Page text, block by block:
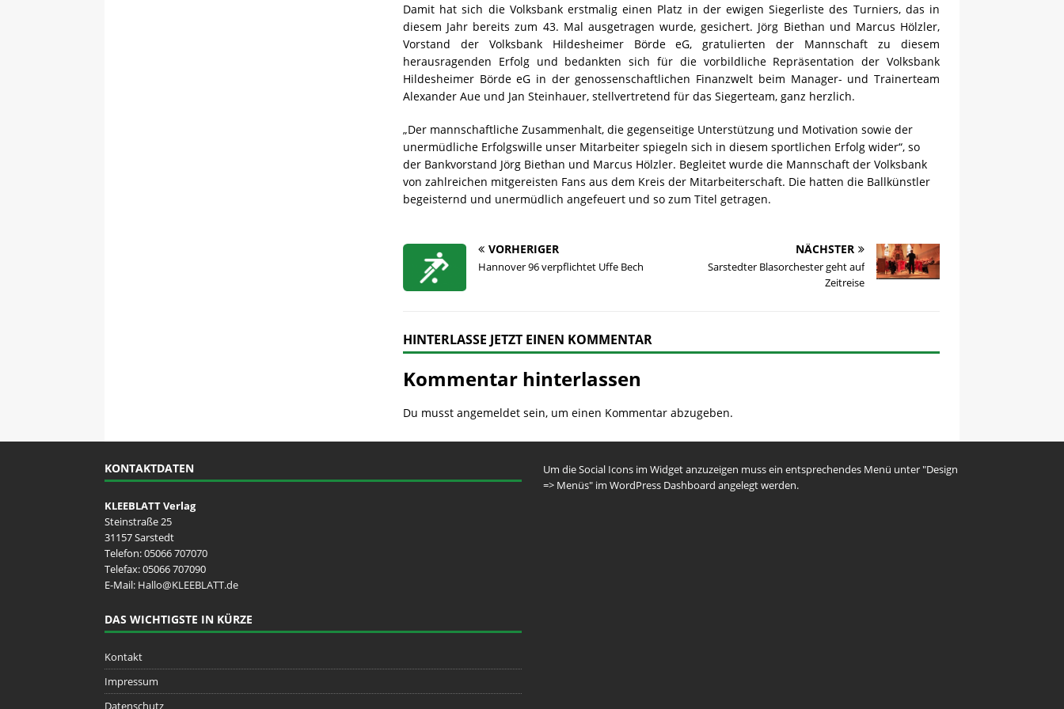
Damit hat sich die Volksbank erstmalig einen Platz in der ewigen Siegerliste des Turniers, das in
diesem Jahr bereits zum 43. Mal ausgetragen wurde, gesichert. Jörg Biethan und Marcus Hölzler,
Vorstand der Volksbank Hildesheimer Börde eG, gratulierten der Mannschaft zu diesem
herausragenden Erfolg und bedankten sich für die vorbildliche Repräsentation der Volksbank
Hildesheimer Börde eG in der genossenschaftlichen Finanzwelt beim Manager- und Trainerteam
Alexander Aue und Jan Steinhauer, stellvertretend für das Siegerteam, ganz herzlich.
„Der mannschaftliche Zusammenhalt, die gegenseitige Unterstützung und Motivation sowie der
unermüdliche Erfolgswille unser Mitarbeiter spiegeln sich in diesem sportlichen Erfolg wider“, so
der Bankvorstand Jörg Biethan und Marcus Hölzler. Begleitet wurde die Mannschaft der Volksbank
von zahlreichen mitgereisten Fans aus dem Kreis der Mitarbeiterschaft. Die hatten die Ballkünstler
begeisternd und unermüdlich angefeuert und so zum Titel getragen.
VORHERIGER
Hannover 96 verpflichtet Uffe Bech
NÄCHSTER
Sarstedter Blasorchester geht auf
Zeitreise
HINTERLASSE JETZT EINEN KOMMENTAR
Kommentar hinterlassen
Du musst angemeldetsein, um einen Kommentar abzugeben.
KONTAKTDATEN
KLEEBLATT Verlag
Steinstraße 25
31157 Sarstedt
Telefon:05066 707070
Telefax: 05066 707090
E-Mail: Hallo@KLEEBLATT.de
DAS WICHTIGSTE IN KÜRZE
Kontakt
Impressum
Datenschutz
Um die Social Icons im Widget anzuzeigen muss ein entsprechendes Menü unter "Design
=> Menüs" im WordPress Dashboard angelegt werden.